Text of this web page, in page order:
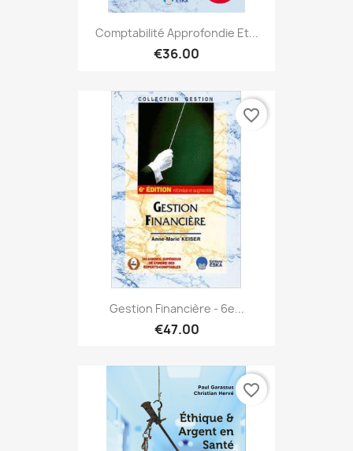
Comptabilité Approfondie Et...
€36.00
Gestion Financière - 6e...
€47.00
favorite_border
favorite_border